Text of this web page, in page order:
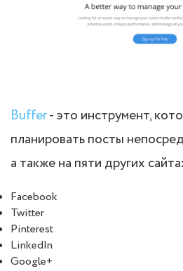
Buffer- это инструмент,
планировать посты
а также на пяти других
Facebook
Twitter
Pinterest
LinkedIn
Google+